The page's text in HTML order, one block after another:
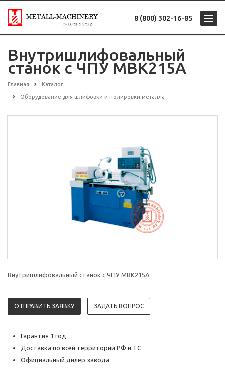
8 (800) 302-16-85
Внутришлифовальный
станок с ЧПУ MBK215A
Главная Каталог
Оборудование для шлифовки и полировки металла
Внутришлифовальный станок с ЧПУ MBK215A
ОТПРАВИТЬ ЗАЯВКУ ЗАДАТЬ ВОПРОС
Гарантия 1 год
Доставка по всей территории РФ и ТС
Официальный дилер завода